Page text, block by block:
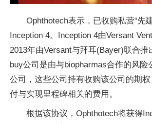
Ophthotech表示，已收购私营“先
Inception 4。Inception 4由Versant
2013年由Versant与拜耳(Bayer)联合推
buy公司是由与biopharmas合作的风险
公司，这些公司持有收购该公司的期
付与实现里程碑相关的费用。
根据该协议，Ophthotech将获得